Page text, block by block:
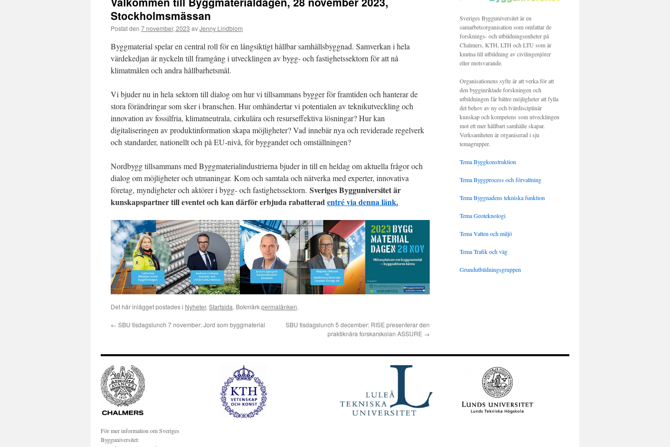
Stockholmsmässan
Postat den 7 november, 2023 avJenny Lindblom
Byggmaterial spelar en central roll för en långsiktigt hållbar samhällsbyggnad. Samverkan i hela
värdekedjan är nyckeln till framgång i utvecklingen av bygg- och fastighetssektorn för att nå
klimatmålen och andra hållbarhetsmål.
Vi bjuder nu in hela sektorn till dialog om hur vi tillsammans bygger för framtiden och hanterar de
stora förändringar som sker i branschen. Hur omhändertar vi potentialen av teknikutveckling och
innovation av fossilfria, klimatneutrala, cirkulära och resurseffektiva lösningar? Hur kan
digitaliseringen av produktinformation skapa möjligheter? Vad innebär nya och reviderade regelverk
och standarder, nationellt och på EU-nivå, för byggandet och omställningen?
Nordbygg tillsammans med Byggmaterialindustrierna bjuder in till en heldag om aktuella frågor och
dialog om möjligheter och utmaningar. Kom och samtala och nätverka med experter, innovativa
företag, myndigheter och aktörer i bygg- och fastighetssektorn. Sveriges Bygguniversitet är
kunskapspartner till eventet och kan därför erbjuda rabatteradentré via denna länk.
Det här inlägget postades i Nyheter, Startsida. Bokmärkpermalänken.
← SBU tisdagslunch 7 november: Jord som byggmaterial
SBU tisdagslunch 5 december: RISE presenterar den
praktiknära forskarskolan ASSURE →
Sveriges Bygguniversitet är en
samarbetsorganisation som omfattar de
forsknings- och utbildningsenheter på
Chalmers, KTH, LTH och LTU som är
knutna till utbildning av civilingenjörer
eller motsvarande.
Organisationens syfte är att verka för att
den bygginriktade forskningen och
utbildningen får bättre möjligheter att fylla
det behov av ny och tvärdisciplinär
kunskap och kompetens som utvecklingen
mot ett mer hållbart samhälle skapar.
Verksamheten är organiserad i sju
temagrupper.
Tema Byggkonstruktion
Tema Byggprocess och förvaltning
Tema Byggnadens tekniska funktion
Tema Geoteknologi
Tema Vatten och miljö
Tema Trafik och väg
Grundutbildningsgruppen
För mer information om Sveriges
Bygguniversitet: